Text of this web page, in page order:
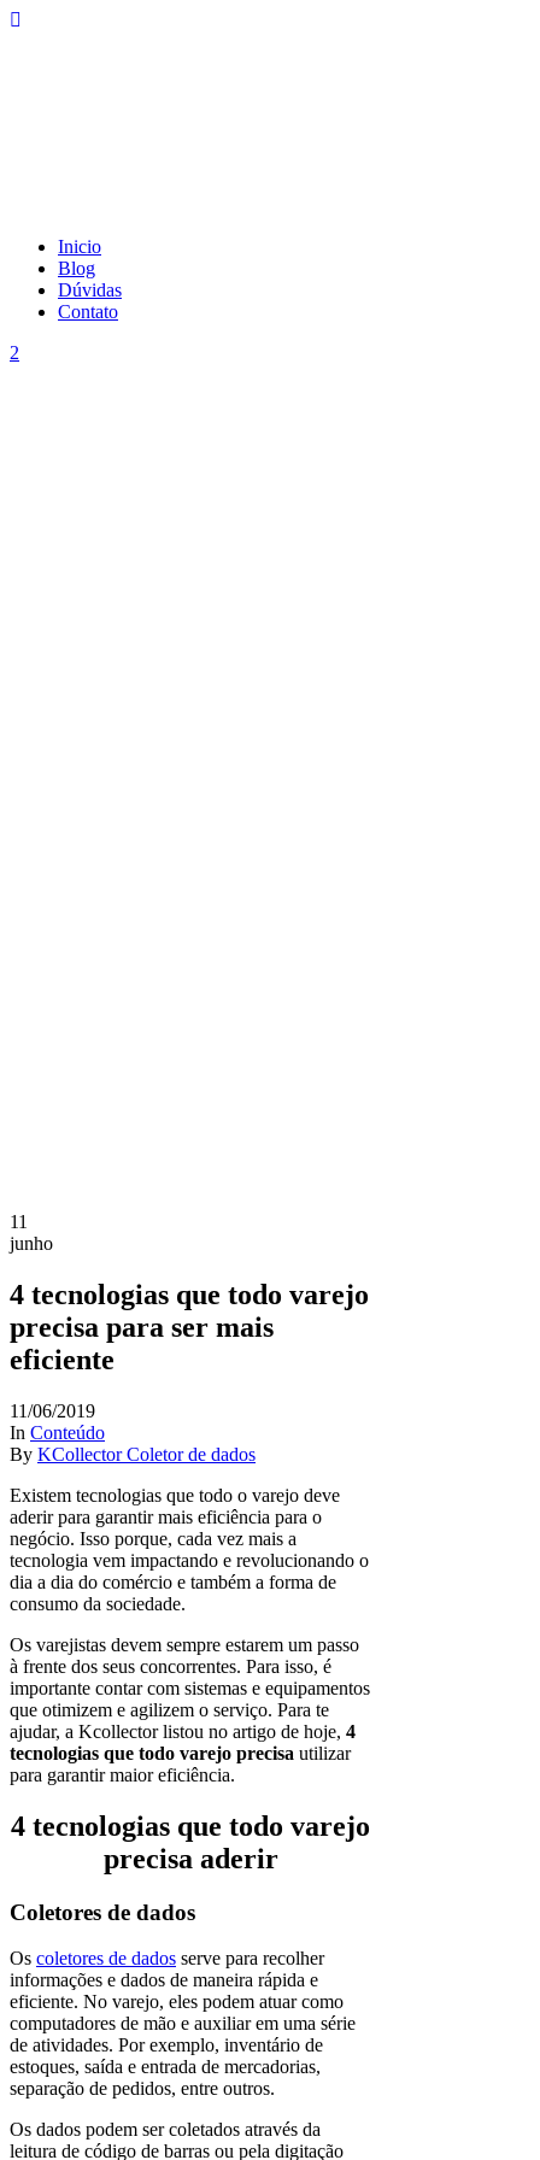
Inicio
Blog
Dúvidas
Contato
11
junho
4 tecnologias que todo varejo
precisa para ser mais
eficiente
11/06/2019
In Conteúdo
By KCollector Coletor de dados
Existem tecnologias que todo o varejo deve
aderir para garantir mais eficiência para o
negócio. Isso porque, cada vez mais a
tecnologia vem impactando e revolucionando o
dia a dia do comércio e também a forma de
consumo da sociedade.
Os varejistas devem sempre estarem um passo
à frente dos seus concorrentes. Para isso, é
importante contar com sistemas e equipamentos
que otimizem e agilizem o serviço. Para te
ajudar, a Kcollector listou no artigo de hoje, 4
tecnologias que todo varejo precisa utilizar
para garantir maior eficiência.
4 tecnologias que todo varejo
precisa aderir
Coletores de dados
Os coletores de dados serve para recolher
informações e dados de maneira rápida e
eficiente. No varejo, eles podem atuar como
computadores de mão e auxiliar em uma série
de atividades. Por exemplo, inventário de
estoques, saída e entrada de mercadorias,
separação de pedidos, entre outros.
Os dados podem ser coletados através da
leitura de código de barras ou pela digitação